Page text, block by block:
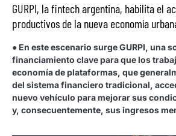
GURPI, la fintech argentina, habilita el
productivos de la nueva economía
● En este escenario surge GURPI, una
financiamiento clave para que los
economía de plataformas, que
del sistema financiero tradicional,
nuevo vehículo para mejorar sus
y, consecuentemente, sus ingresos